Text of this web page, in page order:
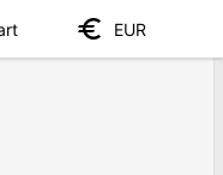
EUR